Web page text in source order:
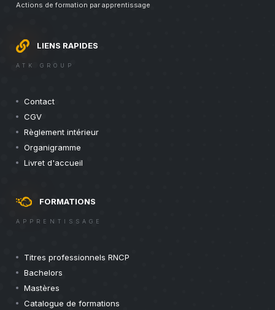
Actions de formation par apprentissage
LIENS RAPIDES
ATK GROUP
Contact
CGV
Règlement intérieur
Organigramme
Livret d'accueil
FORMATIONS
APPRENTISSAGE
Titres professionnels RNCP
Bachelors
Mastères
Catalogue de formations